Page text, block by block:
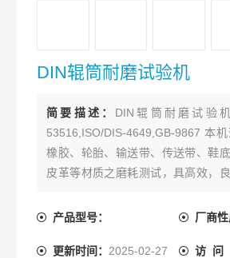
DIN辊筒耐磨试验机
简要描述： DIN辊筒耐磨试验
53516,ISO/DIS-4649,GB-9867 本机
橡胶、轮胎、输送带、传送带、鞋底
皮革等材质之磨耗测试，具高效，
产品型号：
厂商性
更新时间： 2025-02-27 访 问